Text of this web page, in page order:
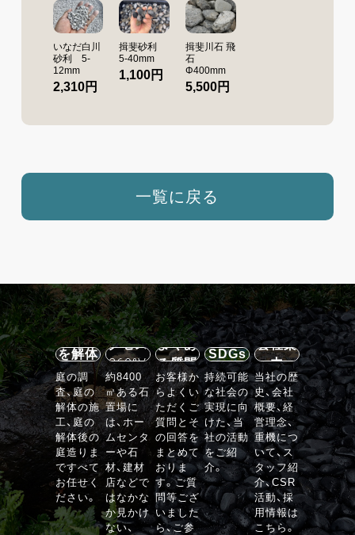
いなだ白川
砂利 5-
12mm
2,310円
揖斐砂利
5-40mm
1,100円
揖斐川石 飛
石
Φ400mm
5,500円
一覧に戻る
石の庭
を解体
する
庭の調
査、庭の
解体の施
工、庭の
解体後の
庭造りま
ですべて
お任せく
ださい。
施設案
内・ア
クセス
360°V
R
VIEW
約8400
㎡ある石
置場に
は、ホー
ムセンタ
ーや石
材、建材
店などで
はなかな
か見かけ
ない、
よくあ
る質問
お客様か
らよくい
ただくご
質問とそ
の回答を
まとめて
おりま
す。ご質
問等ござ
いました
ら、ご参
SDGs
持続可能
な社会の
実現に向
けた、当
社の活動
をご紹
介。
会社案
内
当社の歴
史、会社
概要、経
営理念、
重機につ
いて、ス
タッフ紹
介、CSR
活動、採
用情報は
こちら。